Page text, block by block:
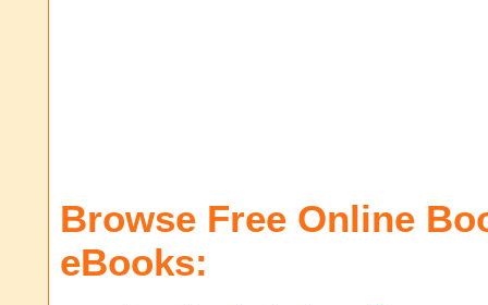
Browse Free Online
eBooks: